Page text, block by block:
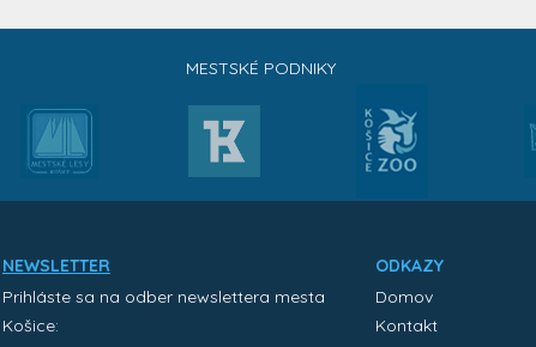
MESTSKÉ PODNIKY
NEWSLETTER
Prihláste sa na odber newslettera mesta
Košice:
ODKAZY
Domov
Kontakt